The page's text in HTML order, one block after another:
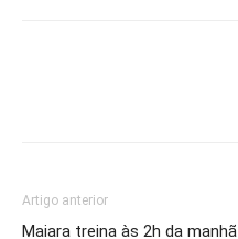
Artigo anterior
Maiara treina às 2h da manhã